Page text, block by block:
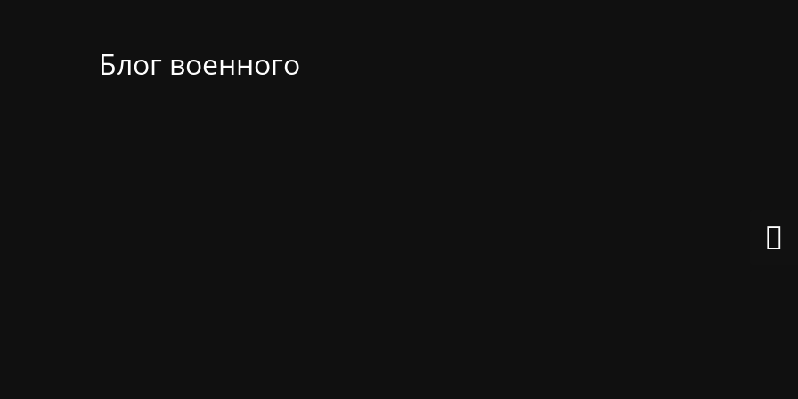
Блог военного